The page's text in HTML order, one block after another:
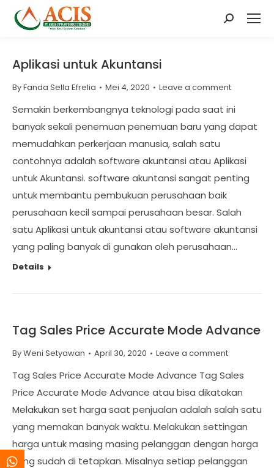
Search:
Aplikasi untuk Akuntansi
ByFanda Sella Efrelia Mei 4, 2020 Leave a comment
Semakin berkembangnya teknologi pada saat ini
banyak sekali penemuan penemuan baru yang dapat
memudahkan perkerjaan manusia, salah satu
contohnya adalah software akuntansi atau Aplikasi
untuk Akuntansi. software akuntansi sangat penting
untuk membantu pembukuan perusahaan baik
perusahaan kecil sampai perusahaan besar. Salah
satu Aplikasi untuk akuntansi atau software akuntansi
yang paling banyak di gunakan oleh perusahaan…
Details
Tag Sales Price Accurate Mode Advance
ByWeni Setyawan April 30, 2020 Leave a comment
Tag Sales Price Accurate Mode Advance Tag Sales
Price Accurate Mode Advance atau bisa dikatakan
Melakukan set harga saat penjualan adalah salah satu
yang memakan banyak waktu. Melakukan settingan
harga untuk masing masing pelanggan dengan harga
yang sudah di tetapkan. Misalnya setiap pelanggan